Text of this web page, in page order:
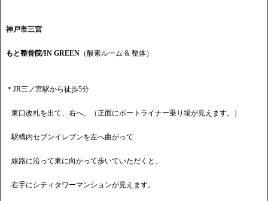
神戸市三宮
もと整骨院/IN GREEN （酸素ルーム & 整体）
＊JR三ノ宮駅から徒歩5分
東口改札を出て、右へ。（正面にポートライナー乗り場が見えます。）
駅構内セブンイレブンを左へ曲がって
線路に沿って東に向かって歩いていただくと、
右手にシティタワーマンションが見えます。